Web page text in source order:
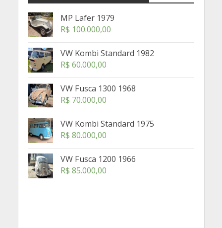
MP Lafer 1979
R$ 100.000,00
VW Kombi Standard 1982
R$ 60.000,00
VW Fusca 1300 1968
R$ 70.000,00
VW Kombi Standard 1975
R$ 80.000,00
VW Fusca 1200 1966
R$ 85.000,00